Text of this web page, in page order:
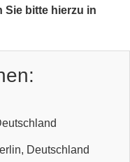
Sie bitte hierzu in
Deutschland